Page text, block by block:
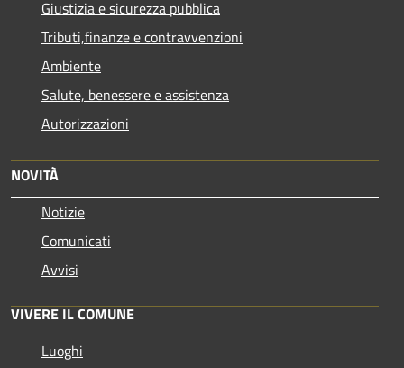
Giustizia e sicurezza pubblica
Tributi,finanze e contravvenzioni
Ambiente
Salute, benessere e assistenza
Autorizzazioni
NOVITÀ
Notizie
Comunicati
Avvisi
VIVERE IL COMUNE
Luoghi